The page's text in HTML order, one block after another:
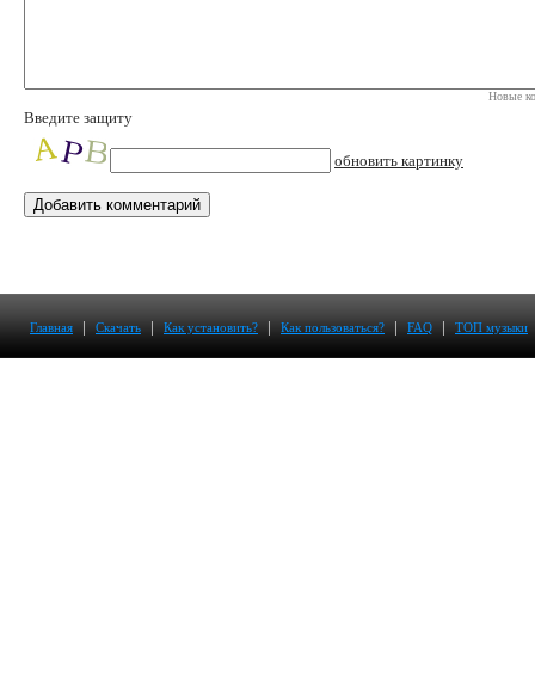
Новые
Введите защиту
обновить картинку
Главная | Скачать | Как установить? | Как пользоваться? | FAQ | ТОП музыки